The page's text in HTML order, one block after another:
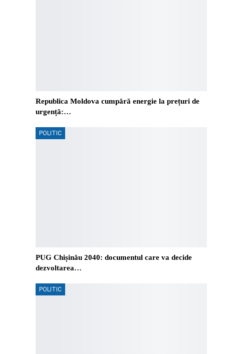
Republica Moldova cumpără energie la prețuri de
urgență:…
POLITIC
PUG Chișinău 2040: documentul care va decide
dezvoltarea…
POLITIC